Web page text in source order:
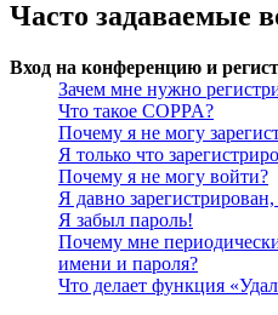
Часто задаваемые
Вход на конференцию и
Зачем мне нужно
Что такое COPPA?
Почему я не могу
Я только что
Почему я не могу войти?
Я давно
Я забыл пароль!
Почему мне
имени и пароля?
Что делает функция